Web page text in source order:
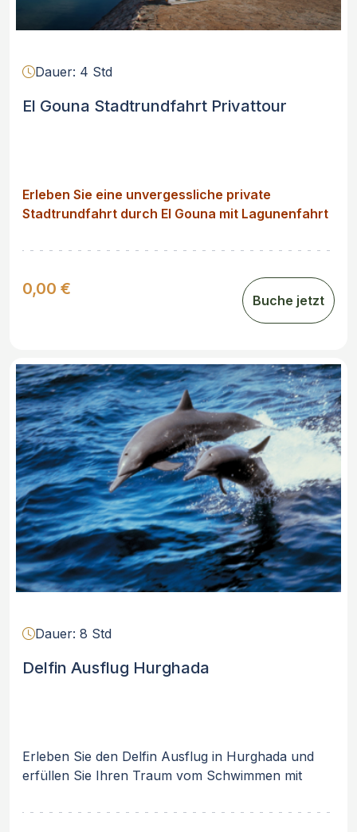
Dauer: 4 Std
El Gouna Stadtrundfahrt Privattour
Erleben Sie eine unvergessliche private
Stadtrundfahrt durch El Gouna mit Lagunenfahrt
Ihre eigene Art und Weise!
0,00 €
Buche jetzt
Dauer: 8 Std
Delfin Ausflug Hurghada
Erleben Sie den Delfin Ausflug in Hurghada und
erfüllen Sie Ihren Traum vom Schwimmen mit
Sie zum berühmten Dolphin House, wo Sie die